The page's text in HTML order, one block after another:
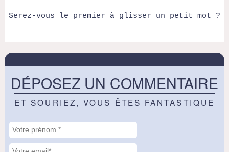
Serez-vous le premier à glisser un petit mot ?
DÉPOSEZ UN COMMENTAIRE
ET SOURIEZ, VOUS ÊTES FANTASTIQUE